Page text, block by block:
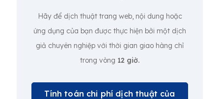
Hãy để dịch thuật trang web, nội dung hoặc
ứng dụng của bạn được thực hiện bởi một dịch
giả chuyên nghiệp với thời gian giao hàng chỉ
trong vòng 12 giờ.
Tính toán chi phí dịch thuật của